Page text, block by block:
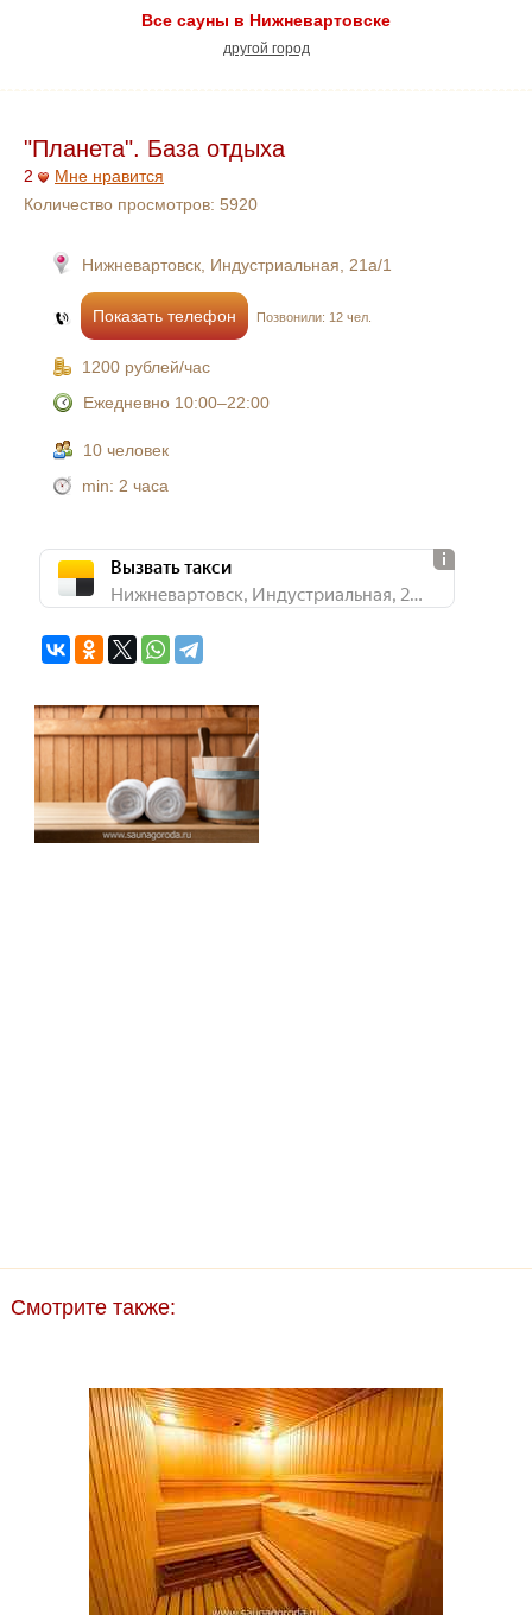
Все сауны в Нижневартовске
другой город
"Планета". База отдыха
2
Мне нравится
Количество просмотров: 5920
Нижневартовск, Индустриальная, 21а/1
Показать телефон Позвонили: 12 чел.
1200 рублей/час
Ежедневно 10:00–22:00
10 человек
min: 2 часа
Вызвать такси
Нижневартовск, Индустриальная, 21а/1
Смотрите также: